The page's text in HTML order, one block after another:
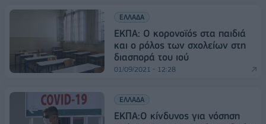
ΕΛΛΑΔΑ
ΕΚΠΑ: Ο κορονοϊός στα παιδιά
και o ρόλος των σχολείων στη
διασπορά του ιού
01/09/2021 - 12:28
ΕΛΛΑΔΑ
ΕΚΠΑ:Ο κίνδυνος για νόσηση